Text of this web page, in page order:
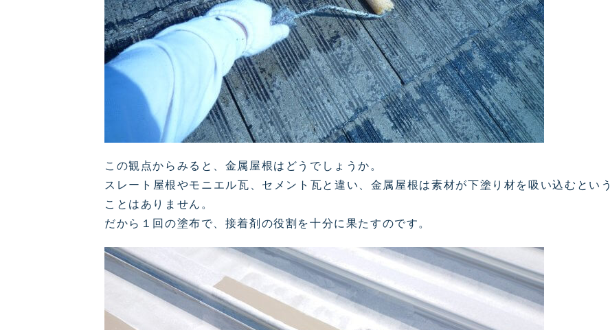
この観点からみると、金属屋根はどうでしょうか。
スレート屋根やモニエル瓦、セメント瓦と違い、金属屋根は素材が下塗り材を吸い込むという
ことはありません。
だから１回の塗布で、接着剤の役割を十分に果たすのです。